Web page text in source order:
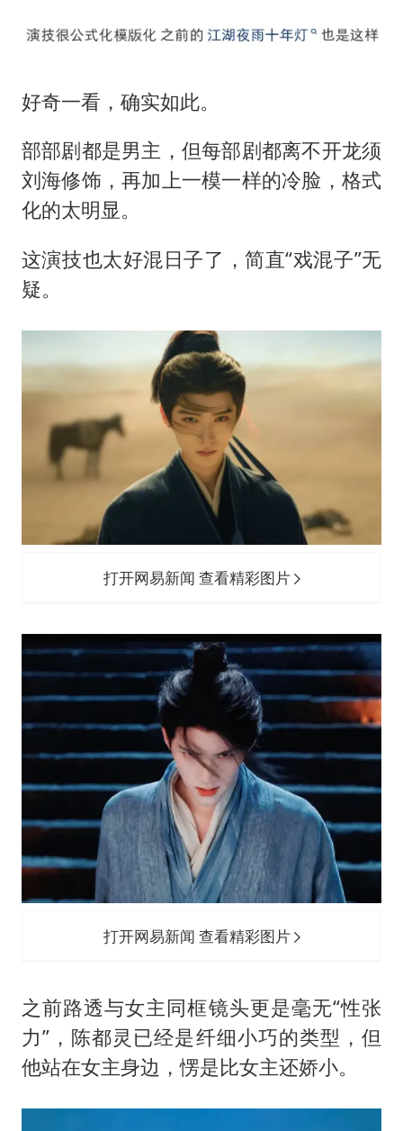
好奇一看，确实如此。
部部剧都是男主，但每部剧都离不开龙须
刘海修饰，再加上一模一样的冷脸，格式
化的太明显。
这演技也太好混日子了，简直“戏混子”无
疑。
打开网易新闻 查看精彩图片
打开网易新闻 查看精彩图片
之前路透与女主同框镜头更是毫无“性张
力”，陈都灵已经是纤细小巧的类型，但
他站在女主身边，愣是比女主还娇小。